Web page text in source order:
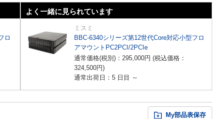
ロ
よく一緒に見られています
ミスミ
BBC-6340シリーズ第12世代Core対応小型フロ
アマウントPC2PCI/2PCIe
通常価格(税別)： 295,000円 (税込価格：
324,500円)
通常出荷日：5 日目 ～
My部品表保存